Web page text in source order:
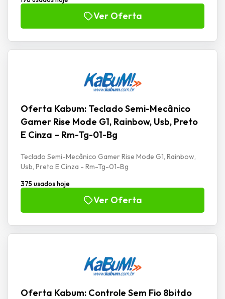
Ver Oferta
Oferta Kabum: Teclado Semi-Mecânico
Gamer Rise Mode G1, Rainbow, Usb, Preto
E Cinza – Rm-Tg-01-Bg
Teclado Semi-Mecânico Gamer Rise Mode G1, Rainbow,
Usb, Preto E Cinza - Rm-Tg-01-Bg
375 usados hoje
Ver Oferta
Oferta Kabum: Controle Sem Fio 8bitdo